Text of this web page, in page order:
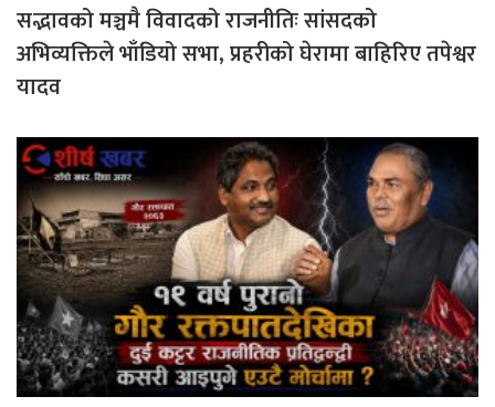
सद्भावको मञ्चमै विवादको राजनीतिः सांसदको
अभिव्यक्तिले भाँडियो सभा, प्रहरीको घेरामा बाहिरिए तपेश्वर
यादव